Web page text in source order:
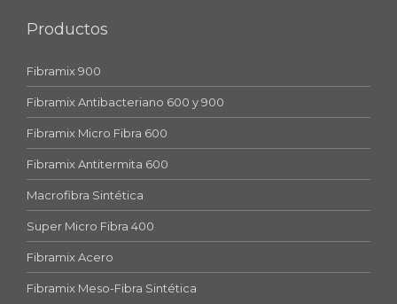
Productos
Fibramix 900
Fibramix Antibacteriano 600 y 900
Fibramix Micro Fibra 600
Fibramix Antitermita 600
Macrofibra Sintética
Super Micro Fibra 400
Fibramix Acero
Fibramix Meso-Fibra Sintética